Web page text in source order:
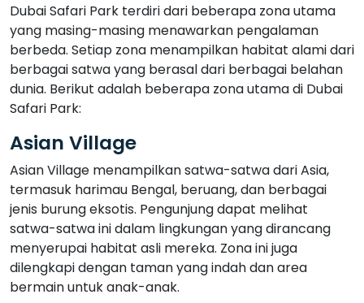
Dubai Safari Park terdiri dari beberapa zona utama
yang masing-masing menawarkan pengalaman
berbeda. Setiap zona menampilkan habitat alami dari
berbagai satwa yang berasal dari berbagai belahan
dunia. Berikut adalah beberapa zona utama di Dubai
Safari Park:
Asian Village
Asian Village menampilkan satwa-satwa dari Asia,
termasuk harimau Bengal, beruang, dan berbagai
jenis burung eksotis. Pengunjung dapat melihat
satwa-satwa ini dalam lingkungan yang dirancang
menyerupai habitat asli mereka. Zona ini juga
dilengkapi dengan taman yang indah dan area
bermain untuk anak-anak.